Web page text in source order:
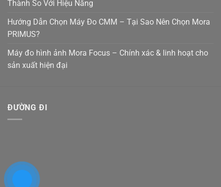
Thành So Với Hiệu Năng
Hướng Dẫn Chọn Máy Đo CMM – Tại Sao Nên Chọn Mora
PRIMUS?
Máy đo hình ảnh Mora Focus – Chính xác & linh hoạt cho
sản xuất hiện đại
ĐƯỜNG ĐI